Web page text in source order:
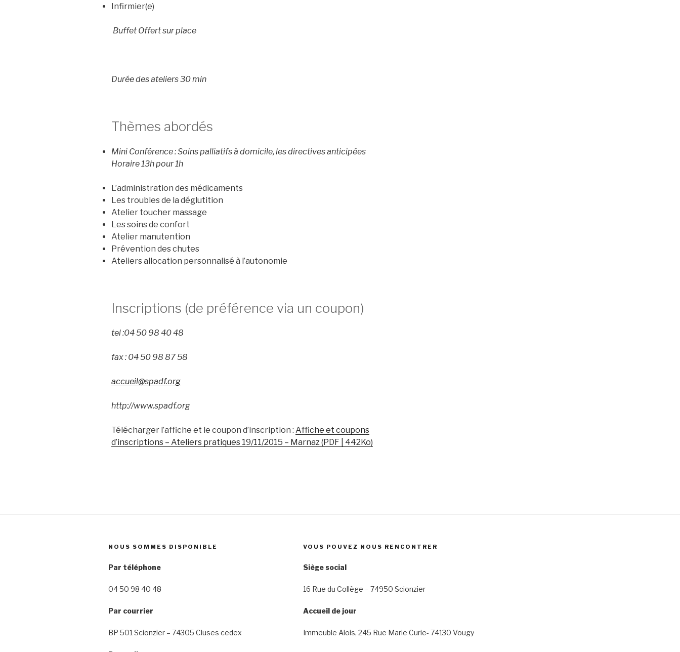
Infirmier(e)
Buffet Offert sur place
Durée des ateliers 30 min
Thèmes abordés
Mini Conférence : Soins palliatifs à domicile, les directives anticipées
Horaire 13h pour 1h
L’administration des médicaments
Les troubles de la déglutition
Atelier toucher massage
Les soins de confort
Atelier manutention
Prévention des chutes
Ateliers allocation personnalisé à l’autonomie
Inscriptions (de préférence via un coupon)
tel :04 50 98 40 48
fax : 04 50 98 87 58
accueil@spadf.org
http://www.spadf.org
Télécharger l’affiche et le coupon d’inscription : Affiche et coupons
d’inscriptions – Ateliers pratiques 19/11/2015 – Marnaz (PDF | 442Ko)
NOUS SOMMES DISPONIBLE
Par téléphone
04 50 98 40 48
Par courrier
BP 501 Scionzier – 74305 Cluses cedex
VOUS POUVEZ NOUS RENCONTRER
Siège social
16 Rue du Collège – 74950 Scionzier
Accueil de jour
Immeuble Alois, 245 Rue Marie Curie- 74130 Vougy